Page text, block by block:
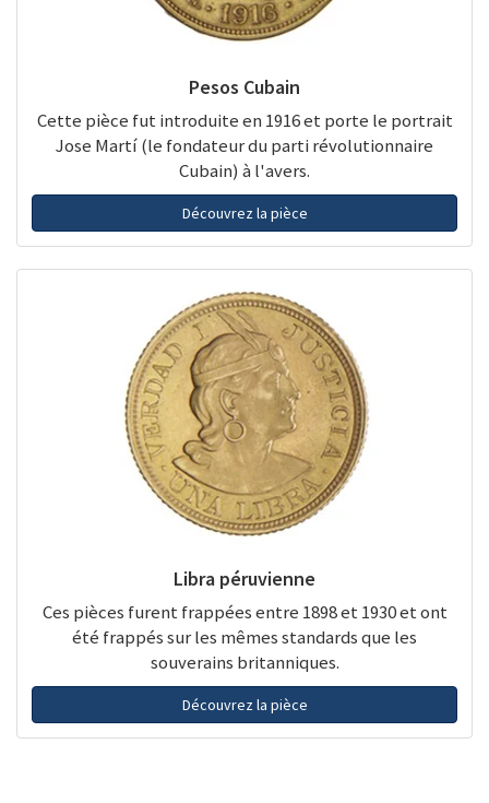
Pesos Cubain
Cette pièce fut introduite en 1916 et porte le portrait
Jose Martí (le fondateur du parti révolutionnaire
Cubain) à l'avers.
Découvrez la pièce
Libra péruvienne
Ces pièces furent frappées entre 1898 et 1930 et ont
été frappés sur les mêmes standards que les
souverains britanniques.
Découvrez la pièce